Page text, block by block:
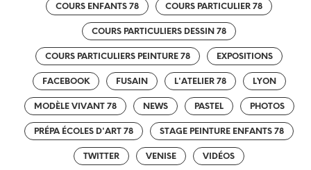
COURS ENFANTS 78 COURS PARTICULIER 78
COURS PARTICULIERS DESSIN 78
COURS PARTICULIERS PEINTURE 78 EXPOSITIONS
FACEBOOK FUSAIN L'ATELIER 78 LYON
MODÈLE VIVANT 78 NEWS PASTEL PHOTOS
PRÉPA ÉCOLES D'ART 78 STAGE PEINTURE ENFANTS 78
TWITTER VENISE VIDÉOS